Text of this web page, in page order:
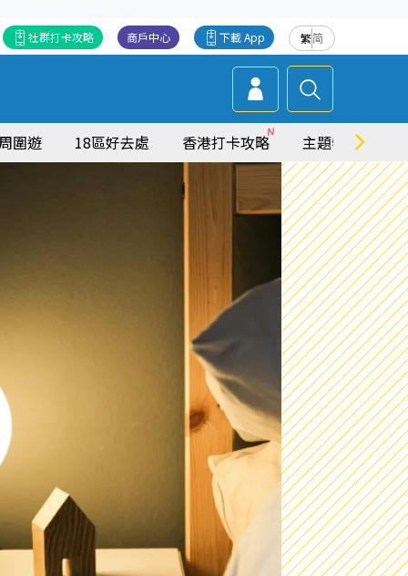
繁简
下載 App
商戶中心
社群打卡攻略
圍遊 18區好去處 香港打卡攻略 主題特集